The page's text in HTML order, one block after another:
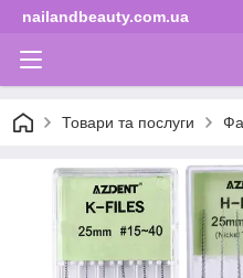
nailandbeauty.com.ua
Товари та послуги